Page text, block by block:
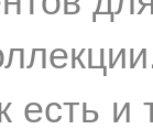
есть и